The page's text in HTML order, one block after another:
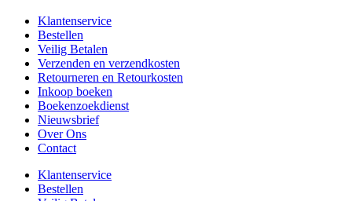
Klantenservice
Bestellen
Veilig Betalen
Verzenden en verzendkosten
Retourneren en Retourkosten
Inkoop boeken
Boekenzoekdienst
Nieuwsbrief
Over Ons
Contact
Klantenservice
Bestellen